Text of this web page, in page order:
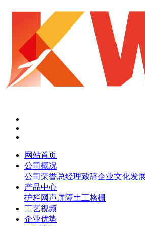
网站首页
公司概况
公司荣誉总经理致辞企业文化发
产品中心
护栏网声屏障土工格栅
工艺视频
企业优势